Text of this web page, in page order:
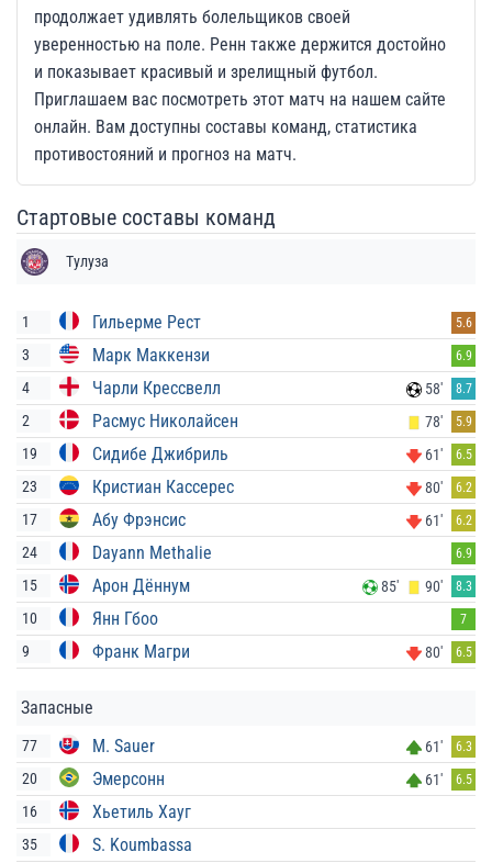
продолжает удивлять болельщиков своей
уверенностью на поле. Ренн также держится достойно
и показывает красивый и зрелищный футбол.
Приглашаем вас посмотреть этот матч на нашем сайте
онлайн. Вам доступны составы команд, статистика
противостояний и прогноз на матч.
Стартовые составы команд
Тулуза
1 Гильерме Рест 5.6
3 Марк Маккензи 6.9
4 Чарли Крессвелл 58' 8.7
2 Расмус Николайсен 78' 5.9
19 Сидибе Джибриль 61' 6.5
23 Кристиан Кассерес 80' 6.2
17 Абу Фрэнсис 61' 6.2
24 Dayann Methalie 6.9
15 Арон Дённум 85' 90' 8.3
10 Янн Гбоо 7
9 Франк Магри 80' 6.5
Запасные
77 M. Sauer 61' 6.3
20 Эмерсонн 61' 6.5
16 Хьетиль Хауг
35 S. Koumbassa